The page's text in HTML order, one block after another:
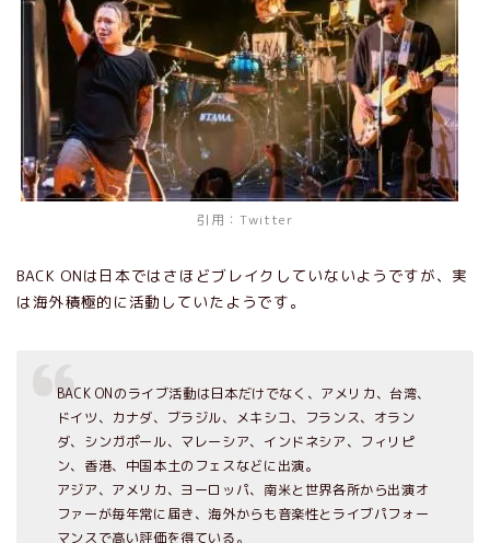
引用：Twitter
BACK ONは日本ではさほどブレイクしていないようですが、実
は海外積極的に活動していたようです。
BACK ONのライブ活動は日本だけでなく、アメリカ、台湾、
ドイツ、カナダ、ブラジル、メキシコ、フランス、オラン
ダ、シンガポール、マレーシア、インドネシア、フィリピ
ン、香港、中国本土のフェスなどに出演。
アジア、アメリカ、ヨーロッパ、南米と世界各所から出演オ
ファーが毎年常に届き、海外からも音楽性とライブパフォー
マンスで高い評価を得ている。